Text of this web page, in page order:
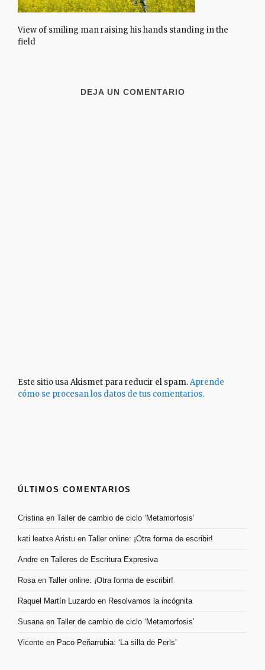
View of smiling man raising his hands standing in the
field
DEJA UN COMENTARIO
Este sitio usa Akismet para reducir el spam.Aprende
cómo se procesan los datos de tus comentarios.
ÚLTIMOS COMENTARIOS
Cristinaen Taller de cambio de ciclo ‘Metamorfosis’
kati leatxe Aristu en Taller online: ¡Otra forma de escribir!
Andre en Talleres de Escritura Expresiva
Rosaen Taller online: ¡Otra forma de escribir!
Raquel Martín Luzardo en Resolvamos la incógnita
Susanaen Taller de cambio de ciclo ‘Metamorfosis’
Vicente en Paco Peñarrubia: ‘La silla de Perls’